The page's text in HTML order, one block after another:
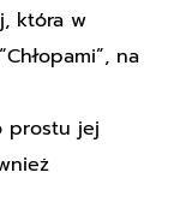
która w
na
prostu jej